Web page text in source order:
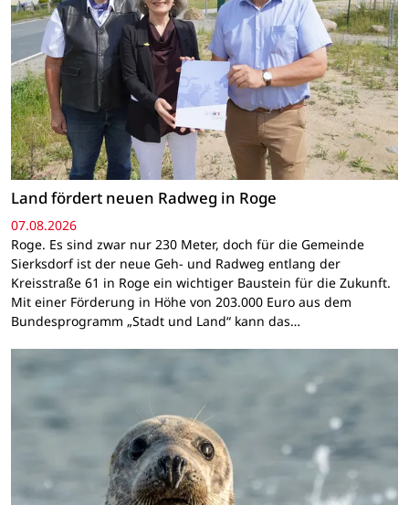
Land fördert neuen Radweg in Roge
07.08.2026
Roge. Es sind zwar nur 230 Meter, doch für die Gemeinde
Sierksdorf ist der neue Geh- und Radweg entlang der
Kreisstraße 61 in Roge ein wichtiger Baustein für die Zukunft.
Mit einer Förderung in Höhe von 203.000 Euro aus dem
Bundesprogramm „Stadt und Land“ kann das…